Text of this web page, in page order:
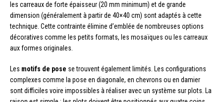
les carreaux de forte épaisseur (20 mm minimum) et de grande
dimension (généralement à partir de 40×40 cm) sont adaptés à cette
technique. Cette contrainte élimine d’emblée de nombreuses options
décoratives comme les petits formats, les mosaïques ou les carreaux
aux formes originales.
Les motifs de pose se trouvent également limités. Les configurations
complexes comme la pose en diagonale, en chevrons ou en damier
sont difficiles voire impossibles à réaliser avec un système sur plots. La